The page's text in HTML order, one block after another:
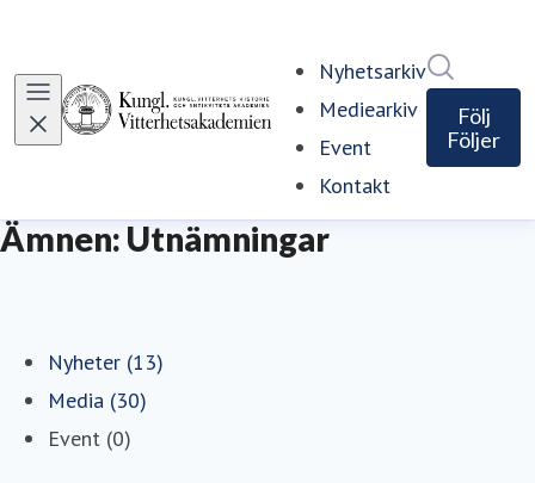
Nyhetsarkiv
Mediearkiv
Event
Kontakt
Följ
Följer
Ämnen: Utnämningar
Nyheter (13)
Media (30)
Event (0)